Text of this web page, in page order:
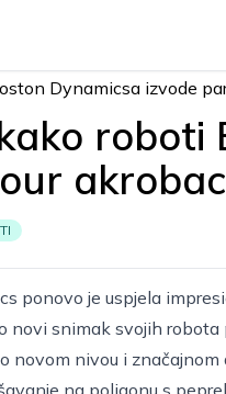
roboti
ponovo je uspjela
novi snimak svojih
novom nivou i
na poligonu s